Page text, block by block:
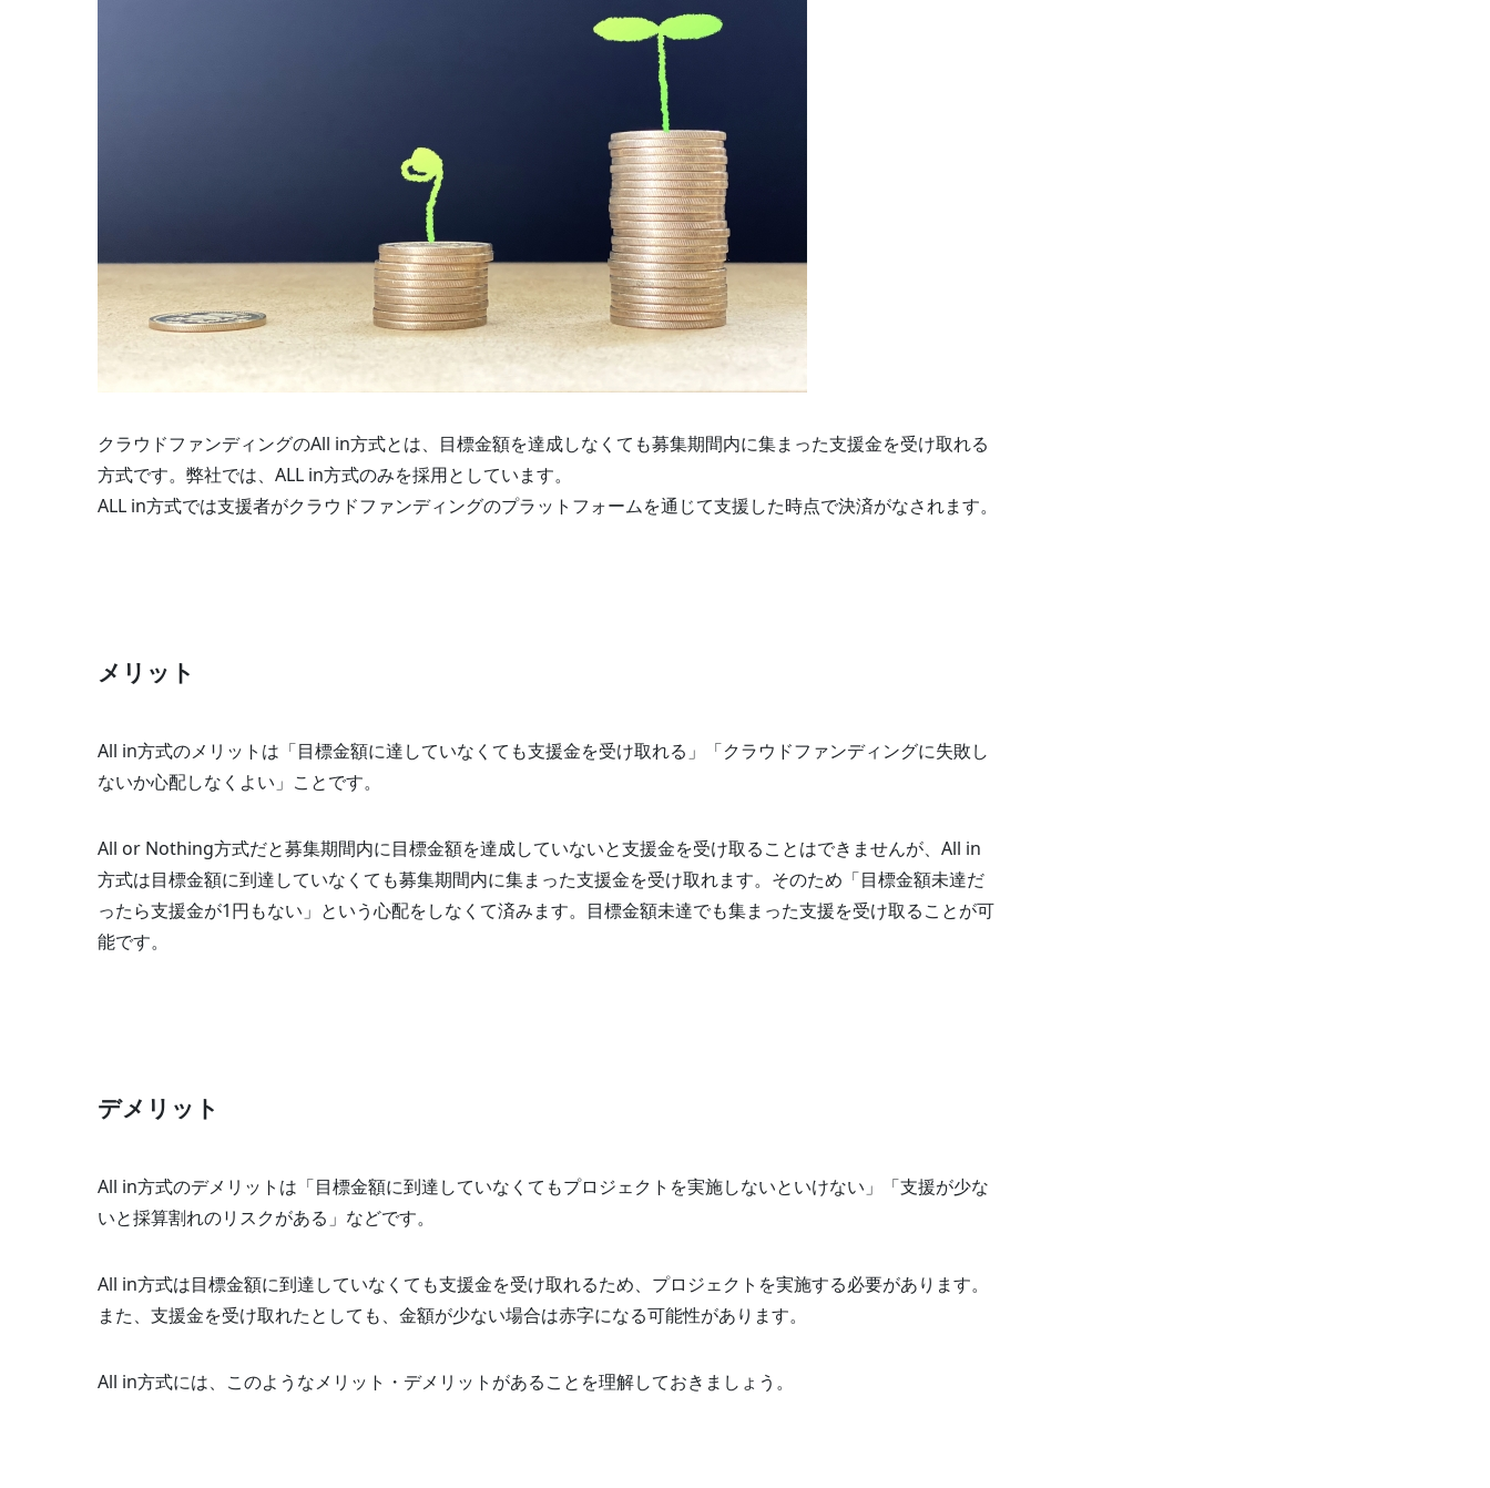
クラウドファンディングのAll in方式とは、目標金額を達成しなくても募集期間内に集まった支援金を受け取れる
方式です。弊社では、ALL in方式のみを採用としています。
ALL in方式では支援者がクラウドファンディングのプラットフォームを通じて支援した時点で決済がなされます。
メリット
All in方式のメリットは「目標金額に達していなくても支援金を受け取れる」「クラウドファンディングに失敗し
ないか心配しなくよい」ことです。
All or Nothing方式だと募集期間内に目標金額を達成していないと支援金を受け取ることはできませんが、All in
方式は目標金額に到達していなくても募集期間内に集まった支援金を受け取れます。そのため「目標金額未達だ
ったら支援金が1円もない」という心配をしなくて済みます。目標金額未達でも集まった支援を受け取ることが可
能です。
デメリット
All in方式のデメリットは「目標金額に到達していなくてもプロジェクトを実施しないといけない」「支援が少な
いと採算割れのリスクがある」などです。
All in方式は目標金額に到達していなくても支援金を受け取れるため、プロジェクトを実施する必要があります。
また、支援金を受け取れたとしても、金額が少ない場合は赤字になる可能性があります。
All in方式には、このようなメリット・デメリットがあることを理解しておきましょう。